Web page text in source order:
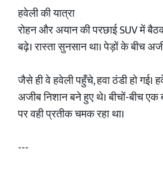
हवेली की यात्रा
रोहन और अयान की परछाई SUV में
बढ़े। रास्ता सुनसान था। पेड़ों के बीच
जैसे ही वे हवेली पहुँचे, हवा ठंडी हो गई।
अजीब निशान बने हुए थे। बीचों-बीच एक
पर वही प्रतीक चमक रहा था।
---